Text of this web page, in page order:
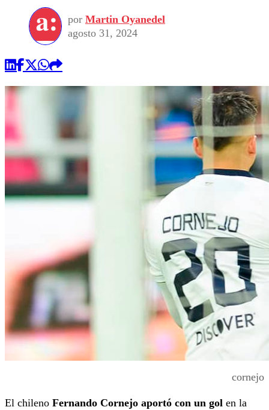
por Martin Oyanedel
agosto 31, 2024
cornejo
El chileno Fernando Cornejo aportó con un gol en la